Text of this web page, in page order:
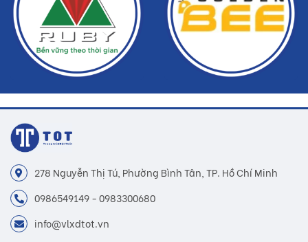
278 Nguyễn Thị Tú, Phường Bình Tân, TP. Hồ Chí Minh
0986549149 - 0983300680
info@vlxdtot.vn